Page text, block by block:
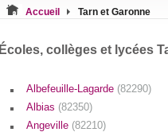
Accueil Tarn et Garonne
Écoles, collèges et lycées
Albefeuille-Lagarde (82290)
Albias (82350)
Angeville (82210)